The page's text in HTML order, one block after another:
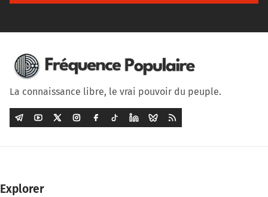
La connaissance libre, le vrai pouvoir du peuple.
Explorer